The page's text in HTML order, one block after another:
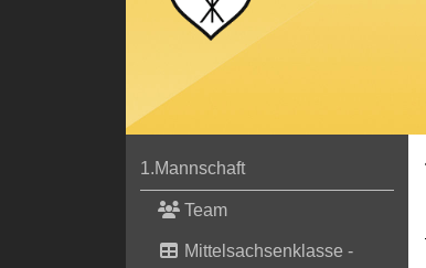
1.Mannschaft
Team
Mittelsachsenklasse -